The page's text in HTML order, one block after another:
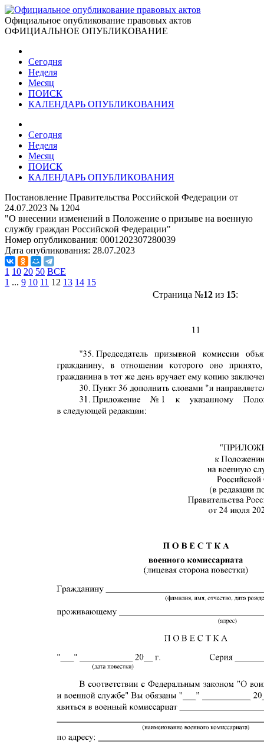
Официальное опубликование правовых актов
ОФИЦИАЛЬНОЕ ОПУБЛИКОВАНИЕ
Сегодня
Неделя
Месяц
ПОИСК
КАЛЕНДАРЬ ОПУБЛИКОВАНИЯ
Сегодня
Неделя
Месяц
ПОИСК
КАЛЕНДАРЬ ОПУБЛИКОВАНИЯ
Постановление Правительства Российской Федерации от
24.07.2023 № 1204
"О внесении изменений в Положение о призыве на военную
службу граждан Российской Федерации"
Номер опубликования: 0001202307280039
Дата опубликования: 28.07.2023
1 10 20 50 ВСЕ
1 ... 9 10 11 12 13 14 15
Страница №12из 15: